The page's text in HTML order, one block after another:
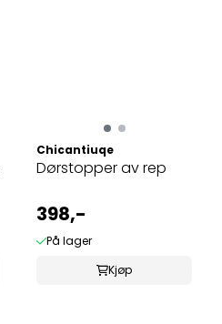
Chicantiuqe
Dørstopper av rep
398,-
På lager
Kjøp